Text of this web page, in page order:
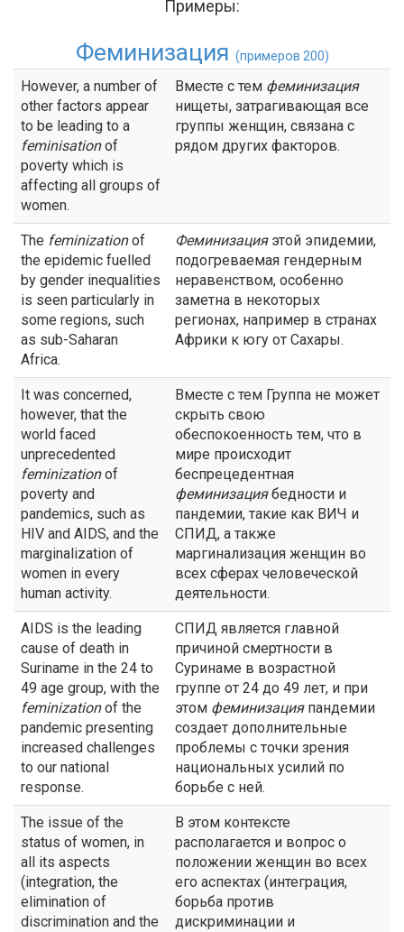
Примеры:
Феминизация (примеров 200)
However, a number of
other factors appear
to be leading to a
feminisationof
poverty which is
affecting all groups of
women.
Вместе с тем феминизация
нищеты, затрагивающая все
группы женщин, связана с
рядом других факторов.
The feminizationof
the epidemic fuelled
by gender inequalities
is seen particularly in
some regions, such
as sub-Saharan
Africa.
Феминизацияэтой эпидемии,
подогреваемая гендерным
неравенством, особенно
заметна в некоторых
регионах, например в странах
Африки к югу от Сахары.
It was concerned,
however, that the
world faced
unprecedented
feminizationof
poverty and
pandemics, such as
HIV and AIDS, and the
marginalization of
women in every
human activity.
Вместе с тем Группа не может
скрыть свою
обеспокоенность тем, что в
мире происходит
беспрецедентная
феминизациябедности и
пандемии, такие как ВИЧ и
СПИД, а также
маргинализация женщин во
всех сферах человеческой
деятельности.
AIDS is the leading
cause of death in
Suriname in the 24 to
49 age group, with the
feminizationof the
pandemic presenting
increased challenges
to our national
response.
СПИД является главной
причиной смертности в
Суринаме в возрастной
группе от 24 до 49 лет, и при
этом феминизацияпандемии
создает дополнительные
проблемы с точки зрения
национальных усилий по
борьбе с ней.
The issue of the
status of women, in
all its aspects
(integration, the
elimination of
discrimination and the
В этом контексте
располагается и вопрос о
положении женщин во всех
его аспектах (интеграция,
борьба против
дискриминации и